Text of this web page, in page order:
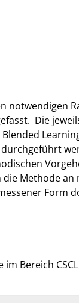
Die
Methode
Form
Bereich